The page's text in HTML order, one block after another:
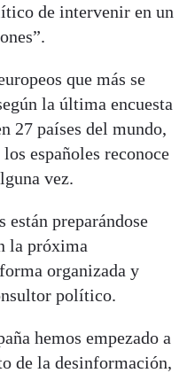
de intervenir en un
que más se
la última encuesta
27 países del mundo,
españoles reconoce
vez.
preparándose
la próxima
organizada y
político.
hemos empezado a
de la desinformación,